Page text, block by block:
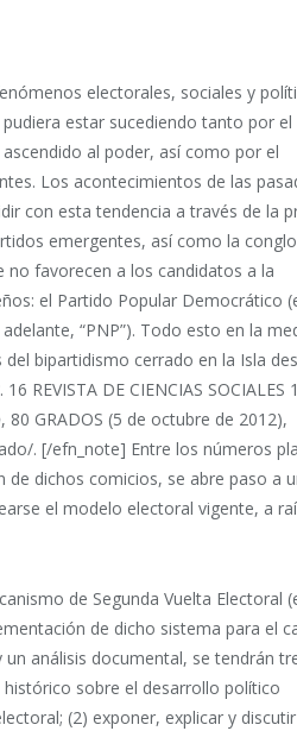
electorales, sociales y
estar sucediendo tanto por el
al poder, así como por el
Los acontecimientos de las
con esta tendencia a través de la
emergentes, así como la
no favorecen a los candidatos a la
el Partido Popular Democrático
“PNP”). Todo esto en la
bipartidismo cerrado en la Isla
. 16 REVISTA DE CIENCIAS SOCIALES
, 80 GRADOS (5 de octubre de 2012),
. [/efn_note] Entre los números
dichos comicios, se abre paso a
el modelo electoral vigente, a
de Segunda Vuelta Electoral
de dicho sistema para el
análisis documental, se tendrán
sobre el desarrollo político
(2) exponer, explicar y